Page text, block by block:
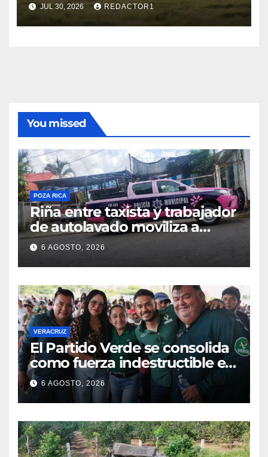
JUL 30, 2026 REDACTOR1
You missed
POZA RICA
Riña entre taxista y trabajador
de autolavado moviliza a
policías en Poza Rica
6 AGOSTO, 2026
VERACRUZ
​El Partido Verde se consolida
como fuerza indestructible en
la zona norte de Veracruz
6 AGOSTO, 2026